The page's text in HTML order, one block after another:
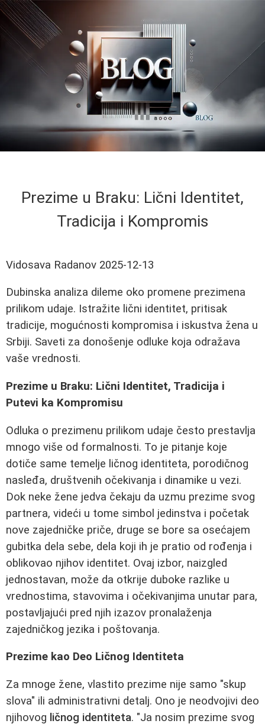
Prezime u Braku: Lični Identitet,
Tradicija i Kompromis
Vidosava Radanov 2025-12-13
Dubinska analiza dileme oko promene prezimena
prilikom udaje. Istražite lični identitet, pritisak
tradicije, mogućnosti kompromisa i iskustva žena u
Srbiji. Saveti za donošenje odluke koja odražava
vaše vrednosti.
Prezime u Braku: Lični Identitet, Tradicija i
Putevi ka Kompromisu
Odluka o prezimenu prilikom udaje često prestavlja
mnogo više od formalnosti. To je pitanje koje
dotiče same temelje ličnog identiteta, porodičnog
nasleđa, društvenih očekivanja i dinamike u vezi.
Dok neke žene jedva čekaju da uzmu prezime svog
partnera, videći u tome simbol jedinstva i početak
nove zajedničke priče, druge se bore sa osećajem
gubitka dela sebe, dela koji ih je pratio od rođenja i
oblikovao njihov identitet. Ovaj izbor, naizgled
jednostavan, može da otkrije duboke razlike u
vrednostima, stavovima i očekivanjima unutar para,
postavljajući pred njih izazov pronalaženja
zajedničkog jezika i poštovanja.
Prezime kao Deo Ličnog Identiteta
Za mnoge žene, vlastito prezime nije samo "skup
slova" ili administrativni detalj. Ono je neodvojivi deo
njihovog ličnog identiteta. "Ja nosim prezime svog